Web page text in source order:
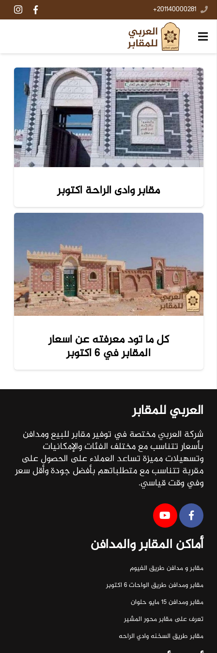
201140000281+
مقابر وادى الراحة اكتوبر
كل ما تود معرفته عن اسعار
المقابر في 6 اكتوبر
العربي للمقابر
شركة العربي مختصة في توفير مقابر للبيع ومدافن
بأسعار تتناسب مع مختلف الفئات والإمكانيات
وتسهيلات مميزة تساعد العملاء على الحصول على
مقربة تتناسب مع متطلباتهم بأفضل جودة وأقل سعر
وفي وقت قياسي.
أماكن المقابر والمدافن
مقابر و مدافن طريق الفيوم
مقابر ومدافن طريق الواحات ٦ اكتوبر
مقابر ومدافن ١٥ مايو حلوان
تعرف على مقابر محور المشير
مقابر طريق السخنه وادي الراحه